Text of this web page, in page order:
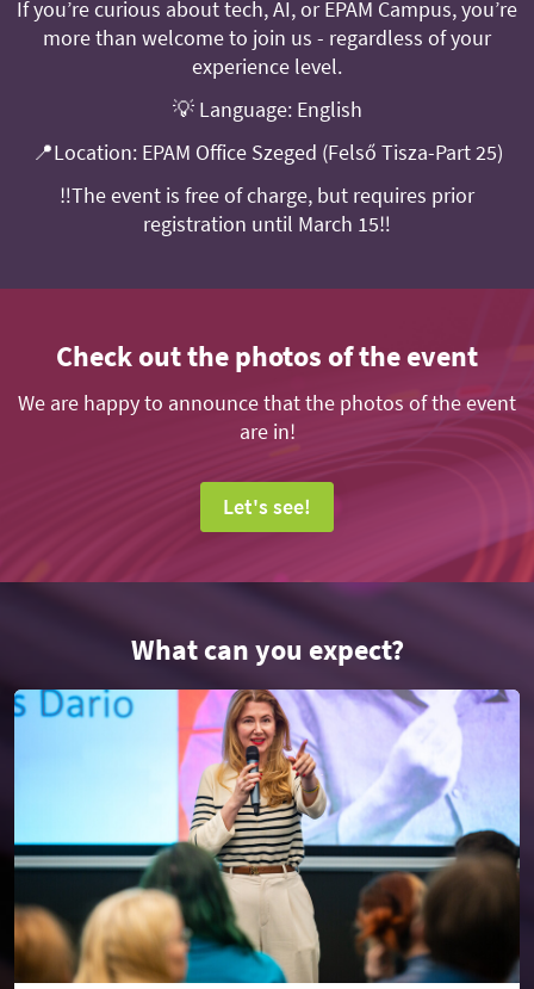
If you’re curious about tech, AI, or EPAM Campus, you’re
more than welcome to join us - regardless of your
experience level.
💡 Language: English
📍Location: EPAM Office Szeged (Felső Tisza-Part 25)
‼️The event is free of charge, but requires prior
registration until March 15‼️
Check out the photos of the event
We are happy to announce that the photos of the event
are in!
Let's see!
What can you expect?